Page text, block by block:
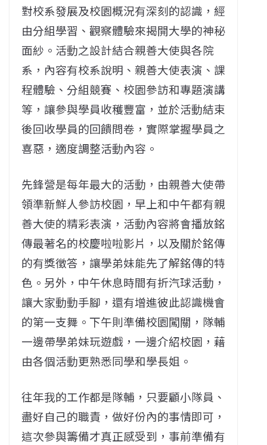
對校系發展及校園概況有深刻的認識，經
由分組學習、觀察體驗來揭開大學的神秘
面紗。活動之設計結合親善大使與各院
系，內容有校系說明、親善大使表演、課
程體驗、分組競賽、校園參訪和專題演講
等，讓參與學員收穫豐富，並於活動結束
後回收學員的回饋問卷，實際掌握學員之
喜惡，適度調整活動內容。
先鋒營是每年最大的活動，由親善大使帶
領準新鮮人參訪校園，早上和中午都有親
善大使的精彩表演，活動內容將會播放銘
傳最著名的校慶啦啦影片，以及關於銘傳
的有獎徵答，讓學弟妹能先了解銘傳的特
色。另外，中午休息時間有折汽球活動，
讓大家動動手腳，還有增進彼此認識機會
的第一支舞。下午則準備校園闖關，隊輔
一邊帶學弟妹玩遊戲，一邊介紹校園，藉
由各個活動更熟悉同學和學長姐。
往年我的工作都是隊輔，只要顧小隊員、
盡好自己的職責，做好份內的事情即可，
這次參與籌備才真正感受到，事前準備有